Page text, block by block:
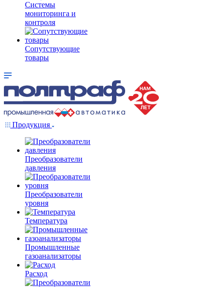
Системы
мониторинга и
контроля
Сопутствующие
товары
Продукция
Преобразователи
давления
Преобразователи
уровня
Температура
Промышленные
газоанализаторы
Расход